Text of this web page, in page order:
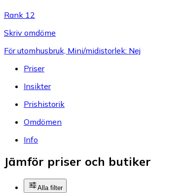
Rank 12
Skriv omdöme
För utomhusbruk, Mini/midistorlek: Nej
Priser
Insikter
Prishistorik
Omdömen
Info
Jämför priser och butiker
Alla filter